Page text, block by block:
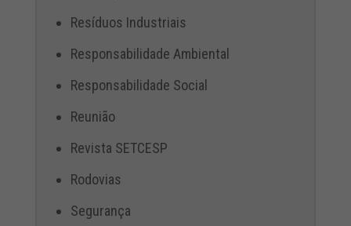
Resíduos Industriais
Responsabilidade Ambiental
Responsabilidade Social
Reunião
Revista SETCESP
Rodovias
Segurança